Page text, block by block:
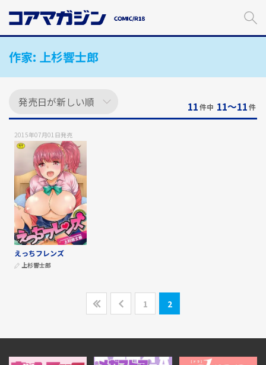
ン
作家: 上杉響士郎
11件中 11〜11件
2015年07月01日発売
えっちフレンズ
上杉響士郎
1 2